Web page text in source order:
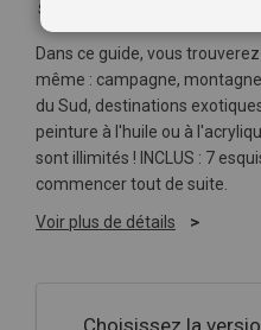
Soyez le premier à commenter ce
Dans ce guide, vous
même : campagne,
du Sud, destinations
peinture à l'huile ou à
sont illimités ! INCLUS : 7
commencer tout de suite.
Voir plus de détails
Choisissez la